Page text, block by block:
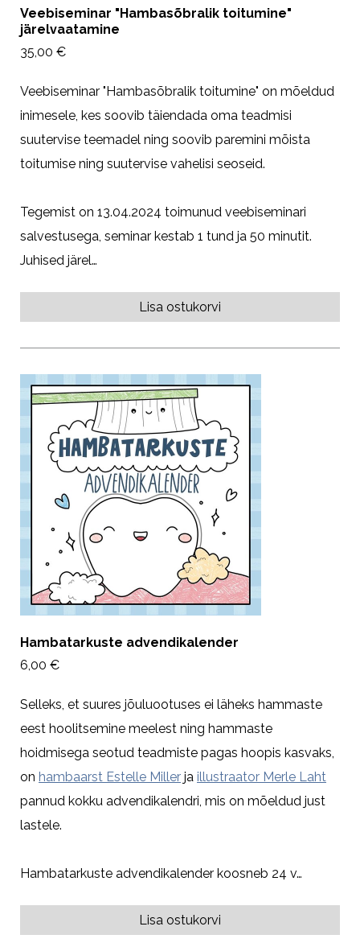
Veebiseminar "Hambasõbralik toitumine"
järelvaatamine
35,00 €
Veebiseminar "Hambasõbralik toitumine" on mõeldud
inimesele, kes soovib täiendada oma teadmisi
suutervise teemadel ning soovib paremini mõista
toitumise ning suutervise vahelisi seoseid.
Tegemist on 13.04.2024 toimunud veebiseminari
salvestusega, seminar kestab 1 tund ja 50 minutit.
Juhised järel…
Lisa ostukorvi
Hambatarkuste advendikalender
6,00 €
Selleks, et suures jõuluootuses ei läheks hammaste
eest hoolitsemine meelest ning hammaste
hoidmisega seotud teadmiste pagas hoopis kasvaks,
on hambaarst Estelle Miller ja illustraator Merle Laht
pannud kokku advendikalendri, mis on mõeldud just
lastele.
Hambatarkuste advendikalender koosneb 24 v…
Lisa ostukorvi